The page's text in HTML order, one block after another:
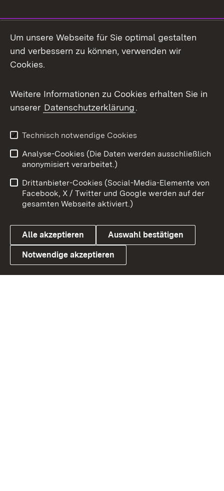
Facebook
X / Twitter
Youtube
Link zum Landesportal
Impressum
Kontakt
Barrierefreiheit
Datenschutz
Cookies
Um unsere Webseite für Sie optimal gestalten
und verbessern zu können, verwenden wir
Cookies.
Weitere Informationen zu Cookies erhalten Sie in
unserer Datenschutzerklärung.
Technisch notwendige Cookies
Analyse-Cookies (Die Daten werden ausschließlich
anonymisiert verarbeitet.)
Drittanbieter-Cookies (Social-Media-Elemente von
Facebook, X / Twitter und Google werden auf der
gesamten Webseite aktiviert.)
Alle akzeptieren Auswahl bestätigen
Notwendige akzeptieren